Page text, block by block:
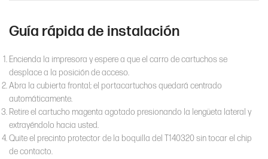
Guía rápida de instalación
Encienda la impresora y espere a que el carro de cartuchos se
desplace a la posición de acceso.
Abra la cubierta frontal; el portacartuchos quedará centrado
automáticamente.
Retire el cartucho magenta agotado presionando la lengüeta lateral y
extrayéndolo hacia usted.
Quite el precinto protector de la boquilla del T140320 sin tocar el chip
de contacto.